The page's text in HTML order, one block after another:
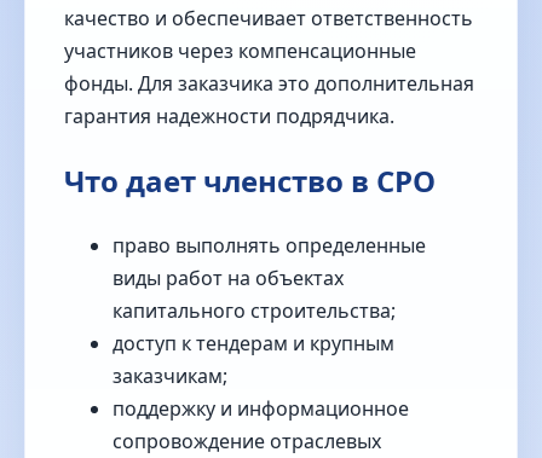
качество и обеспечивает ответственность
участников через компенсационные
фонды. Для заказчика это дополнительная
гарантия надежности подрядчика.
Что дает членство в СРО
право выполнять определенные
виды работ на объектах
капитального строительства;
доступ к тендерам и крупным
заказчикам;
поддержку и информационное
сопровождение отраслевых